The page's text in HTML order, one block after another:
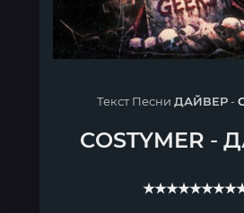
Текст Песни ДАЙВЕР-
COSTYMER -